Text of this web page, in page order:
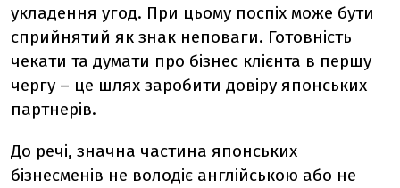
укладення угод. При цьому поспіх може бути
сприйнятий як знак неповаги. Готовність
чекати та думати про бізнес клієнта в першу
чергу – це шлях заробити довіру японських
партнерів.
До речі, значна частина японських
бізнесменів не володіє англійською або не